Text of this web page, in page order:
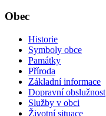
Obec
Historie
Symboly obce
Památky
Příroda
Základní informace
Dopravní obslužnost
Služby v obci
Životní situace